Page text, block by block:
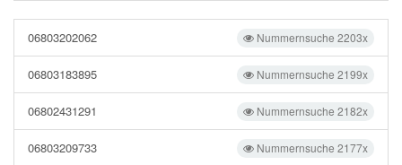
Nummernsuche 2203x
06803202062
Nummernsuche 2199x
06803183895
Nummernsuche 2182x
06802431291
Nummernsuche 2177x
06803209733